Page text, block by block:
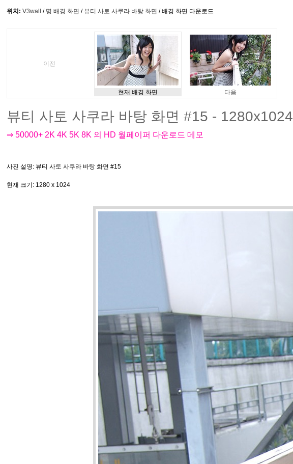
위치: V3wall / 명 배경 화면 / 뷰티 사토 사쿠라 바탕 화면 / 배경 화면 다운로드
이전
현재 배경 화면 다음
뷰티 사토 사쿠라 바탕 화면 #15 - 1280x1024
⇒ 50000+ 2K 4K 5K 8K 의 HD 월페이퍼 다운로드 데모
사진 설명: 뷰티 사토 사쿠라 바탕 화면 #15
현재 크기 : 1280 x 1024